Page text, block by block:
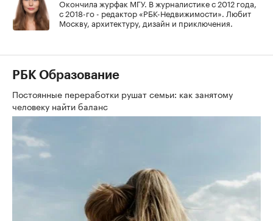
Окончила журфак МГУ. В журналистике с 2012 года,
с 2018-го - редактор «РБК-Недвижимости». Любит
Москву, архитектуру, дизайн и приключения.
РБК Образование
Постоянные переработки рушат семьи: как занятому
человеку найти баланс